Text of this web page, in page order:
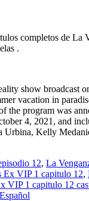
completos de
.
show
vacation in
program was
4, 2021, and
Urbina, Kelly
12, La
Ex VIP 1 capitulo 12,
VIP 1 capitulo 12